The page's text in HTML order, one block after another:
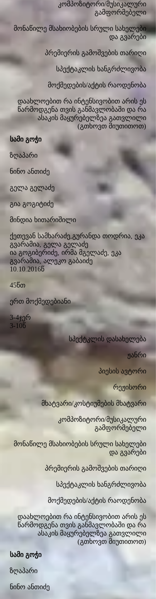
კომპოზიტორი/მუსიკალური
გამფორმებელი
მონაწილე მსახიობების სრული სახელები
და გვარები
პრემიერის გამოშვების თარიღი
სპექტაკლის ხანგრძლივობა
მოქმედების/აქტის რაოდენობა
დაახლოებით რა ინტენსივობით არის ეს
წარმოდგენა თვის განმავლობაში და რა
ასაკის მაყურებელზეა გათვლილი
(გთხოვთ მიუთითოთ)
სამი გოჭი
ზღაპარი
ნინო ანთიძე
გელა გელაძე
გია გოგიტიძე
მინდია ხითარიშილი
ქეთევან სამხარაძე,გურანდა თოდრია, ეკა
გვარამია, გელა გელაძე
ია გოგიბერიძე, ირმა მგელაძე, ეკა
გვარამია, ალეკო გაბაიძე
10.10.2016წ
45წთ
ერთ მოქმედებიანი
3-4ჯერ
3-10წ
სპექტკლის დასახელება
ჟანრი
პიესის ავტორი
რეჟისორი
მხატვარი/კოსტიუმების მხატვარი
კომპოზიტორი/მუსიკალური
გამფორმებელი
მონაწილე მსახიობების სრული სახელები
და გვარები
პრემიერის გამოშვების თარიღი
სპექტაკლის ხანგრძლივობა
მოქმედების/აქტის რაოდენობა
დაახლოებით რა ინტენსივობით არის ეს
წარმოდგენა თვის განმავლობაში და რა
ასაკის მაყურებელზეა გათვლილი
(გთხოვთ მიუთითოთ)
სამი გოჭი
ზღაპარი
ნინო ანთიძე